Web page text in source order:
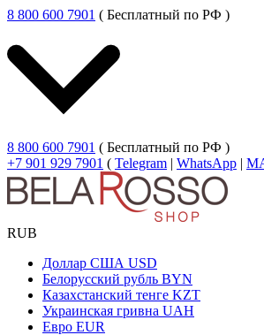
8 800 600 7901 ( Бесплатный по РФ )
8 800 600 7901 ( Бесплатный по РФ )
+7 901 929 7901 ( Telegram | WhatsApp |
RUB
Доллар США USD
Белорусский рубль BYN
Казахстанский тенге KZT
Украинская гривна UAH
Евро EUR